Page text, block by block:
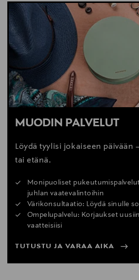
LUE LISÄÄ
MUODIN PALVELUT
Löydä tyylisi jokaiseen päivään
tai etänä.
Monipuoliset
juhlan vaatevalintoihin
Värikonsultaatio: Löydä sinulle
Ompelupalvelu: Korjaukset
vaatteisiisi
TUTUSTU JA VARAA AIKA